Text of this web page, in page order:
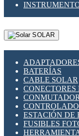
SOLAR
BATERÍAS
CABLE SOLAR
ESTACIÓN DE
FUSIBLES